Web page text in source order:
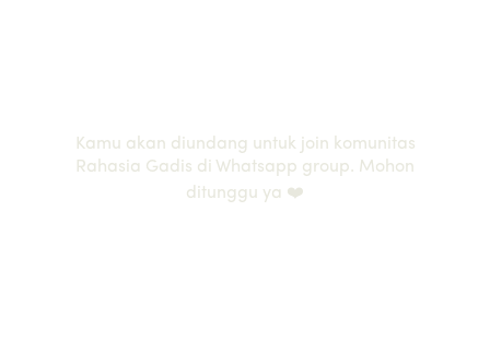
Kamu akan diundang untuk join komunitas
Rahasia Gadis di Whatsapp group. Mohon
ditunggu ya ❤️